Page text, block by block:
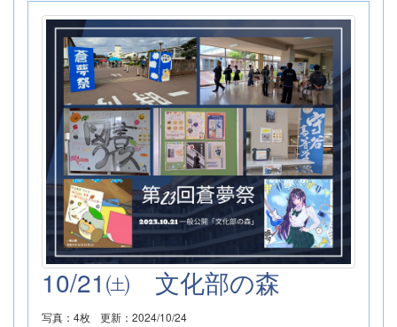
10/21㈯ 文化部の森
写真：4枚 更新：2024/10/24